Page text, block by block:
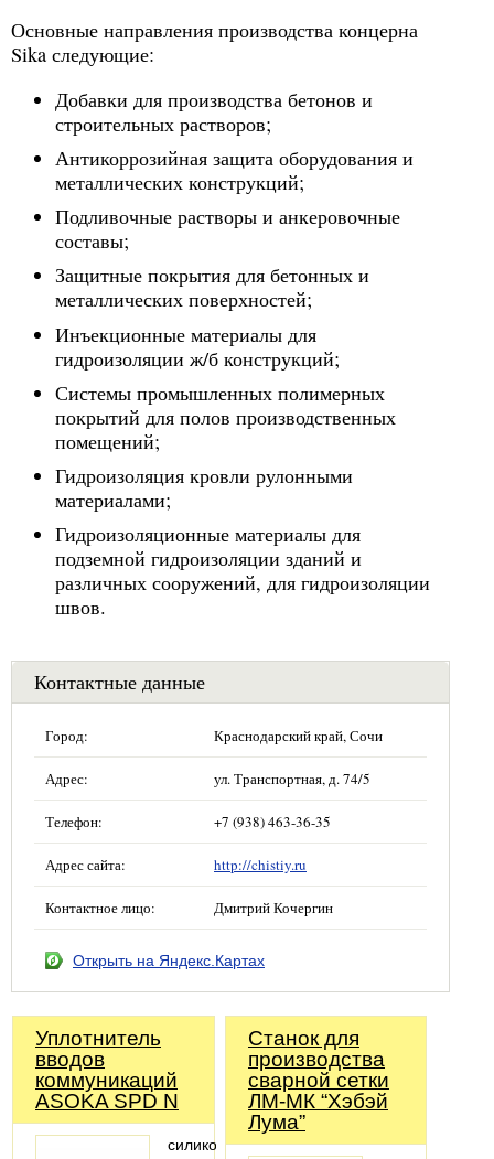
Основные направления производства концерна
Sika следующие:
Добавки для производства бетонов и
строительных растворов;
Антикоррозийная защита оборудования и
металлических конструкций;
Подливочные растворы и анкеровочные
составы;
Защитные покрытия для бетонных и
металлических поверхностей;
Инъекционные материалы для
гидроизоляции ж/б конструкций;
Системы промышленных полимерных
покрытий для полов производственных
помещений;
Гидроизоляция кровли рулонными
материалами;
Гидроизоляционные материалы для
подземной гидроизоляции зданий и
различных сооружений, для гидроизоляции
швов.
Контактные данные
Город: Краснодарский край, Сочи
Адрес: ул. Транспортная, д. 74/5
Телефон: +7 (938) 463-36-35
Адрес сайта: http://chistiy.ru
Контактное лицо: Дмитрий Кочергин
Открыть на Яндекс.Картах
Уплотнитель
вводов
коммуникаций
ASOKA SPD N
силиконовый
Станок для
производства
сварной сетки
ЛМ-МК “Хэбэй
Лума”